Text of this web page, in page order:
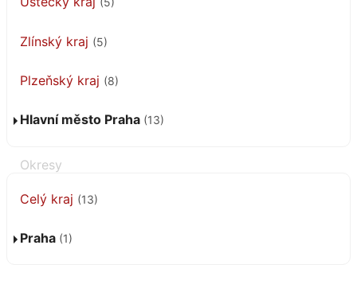
Zlínský kraj (5)
Plzeňský kraj (8)
Hlavní město Praha (13)
Celý kraj (13)
Praha (1)